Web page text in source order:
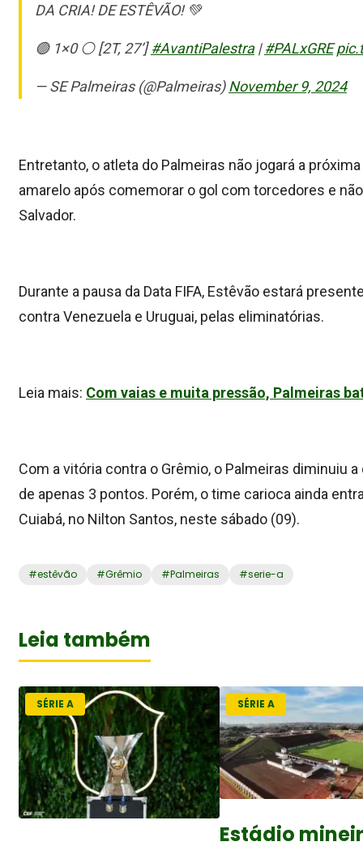
DA CRIA! DE ESTÊVÃO! 💚
🟢 1×0 ⚪ [2T, 27’]#AvantiPalestra|#PALxGRE
— SE Palmeiras (@Palmeiras)November 9, 2024
Entretanto, o atleta do Palmeiras não jogará a
amarelo após comemorar o gol com torcedores e
Salvador.
Durante a pausa da Data FIFA, Estêvão estará
contra Venezuela e Uruguai, pelas eliminatórias.
Leia mais: Com vaias e muita pressão, Palmeiras
Com a vitória contra o Grêmio, o Palmeiras diminuiu
de apenas 3 pontos. Porém, o time carioca ainda
Cuiabá, no Nilton Santos, neste sábado (09).
#estêvão #Grêmio #Palmeiras #serie-a
Leia também
SÉRIE A SÉRIE A
Estádio